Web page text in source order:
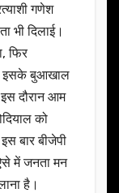
गणेश
भी दिलाई।
फिर
इसके बुआखाल
दौरान आम
को
बार बीजेपी
में जनता मन
है।